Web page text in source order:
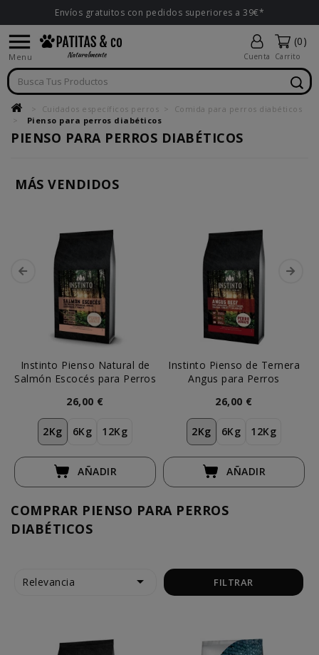
Envíos gratuitos con pedidos superiores a 39€*

Menu Cuenta
(0)
Carrito
Cuidados específicos perros
Comida para perros diabéticos
Pienso para perros diabéticos
PIENSO PARA PERROS DIABÉTICOS
MÁS VENDIDOS
Instinto Pienso Natural de
Salmón Escocés para Perros
26,00 €
2Kg 6Kg 12Kg
AÑADIR
Instinto Pienso de Ternera
Angus para Perros
26,00 €
2Kg 6Kg 12Kg
AÑADIR
COMPRAR PIENSO PARA PERROS
DIABÉTICOS
Relevancia  FILTRAR